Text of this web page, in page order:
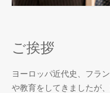
ご挨拶
ヨーロッパ近代史、フラ
や教育をしてきましたが